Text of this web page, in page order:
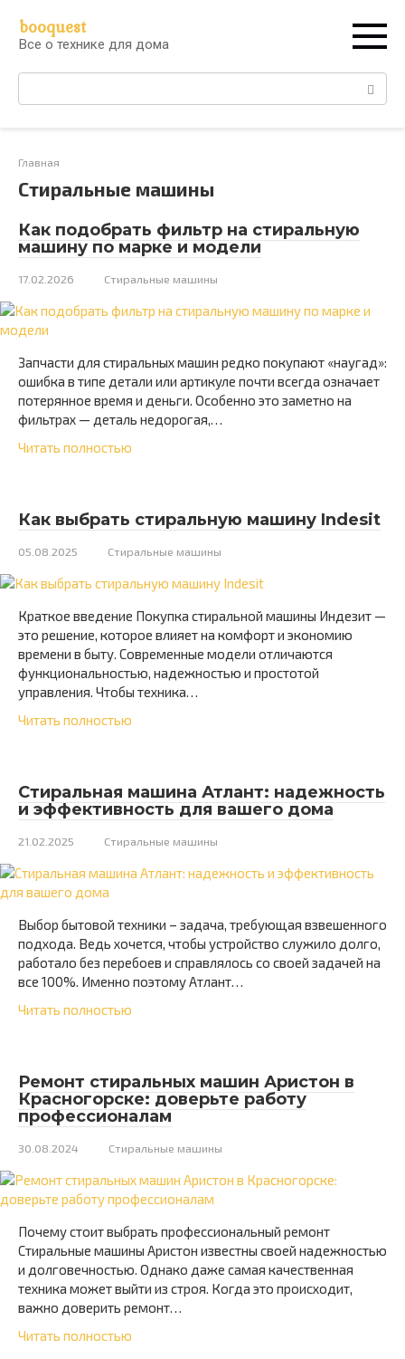
контенту
booquest
Все о технике для дома
Поиск:
Главная
Стиральные машины
Как подобрать фильтр на стиральную
машину по марке и модели
17.02.2026 Стиральные машины
Запчасти для стиральных машин редко покупают «наугад»:
ошибка в типе детали или артикуле почти всегда означает
потерянное время и деньги. Особенно это заметно на
фильтрах — деталь недорогая,…
Читать полностью
Как выбрать стиральную машину Indesit
05.08.2025 Стиральные машины
Краткое введение Покупка стиральной машины Индезит —
это решение, которое влияет на комфорт и экономию
времени в быту. Современные модели отличаются
функциональностью, надежностью и простотой
управления. Чтобы техника…
Читать полностью
Стиральная машина Атлант: надежность
и эффективность для вашего дома
21.02.2025 Стиральные машины
Выбор бытовой техники – задача, требующая взвешенного
подхода. Ведь хочется, чтобы устройство служило долго,
работало без перебоев и справлялось со своей задачей на
все 100%. Именно поэтому Атлант…
Читать полностью
Ремонт стиральных машин Аристон в
Красногорске: доверьте работу
профессионалам
30.08.2024 Стиральные машины
Почему стоит выбрать профессиональный ремонт
Стиральные машины Аристон известны своей надежностью
и долговечностью. Однако даже самая качественная
техника может выйти из строя. Когда это происходит,
важно доверить ремонт…
Читать полностью